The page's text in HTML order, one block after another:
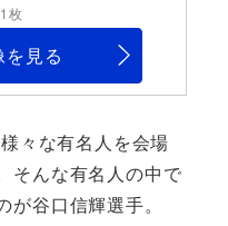
枚
見る
々な有名人を会場
そんな有名人の中で
谷口信輝選手。